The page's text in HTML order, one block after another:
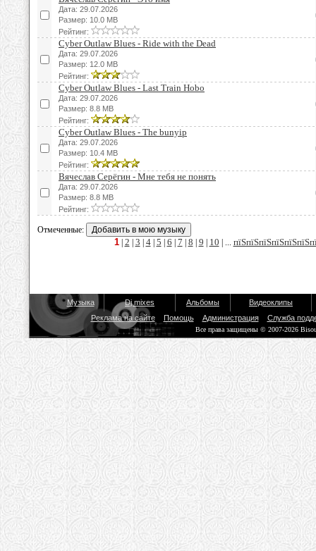
Дата: 29.07.2026
Размер: 10.0 MB
Рейтинг:
Cyber Outlaw Blues - Ride with the Dead
Дата: 29.07.2026
Размер: 12.0 MB
Рейтинг:
Cyber Outlaw Blues - Last Train Hobo
Дата: 29.07.2026
Размер: 8.8 MB
Рейтинг:
Cyber Outlaw Blues - The bunyip
Дата: 29.07.2026
Размер: 10.4 MB
Рейтинг:
Вячеслав Серёгин - Мне тебя не понять
Дата: 29.07.2026
Размер: 8.8 MB
Рейтинг:
Отмеченные:
1| 2 3 4| 5 6 7 8 9 10 | ...
Музыка Dj mixes Альбомы
Видеоклипы
Реклама на сайте
Помощь Администрация Служба
Все права защищены © 2007-2026